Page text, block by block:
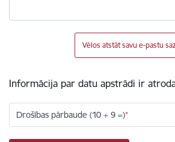
Vēlos atstāt savu e-pastu
Informācija par datu apstrādi ir
Drošības pārbaude (10 + 9 =)